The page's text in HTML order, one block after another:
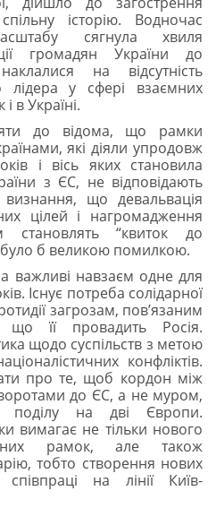
історію. Водночас
сягнула хвиля
громадян України до
на відсутність
лідера у сфері взаємних
в Україні.
до відома, що рамки
які діяли упродовж
і вісь яких становила
з ЄС, не відповідають
що девальвація
цілей і нагромадження
становлять “квиток до
було б великою помилкою.
важливі навзаєм одне для
Існує потреба солідарної
загрозам, пов’язаним
її провадить Росія.
щодо суспільств з метою
конфліктів.
про те, щоб кордон між
до ЄС, а не муром,
поділу на дві Європи.
вимагає не тільки нового
рамок, але також
тобто створення нових
співпраці на лінії Київ-